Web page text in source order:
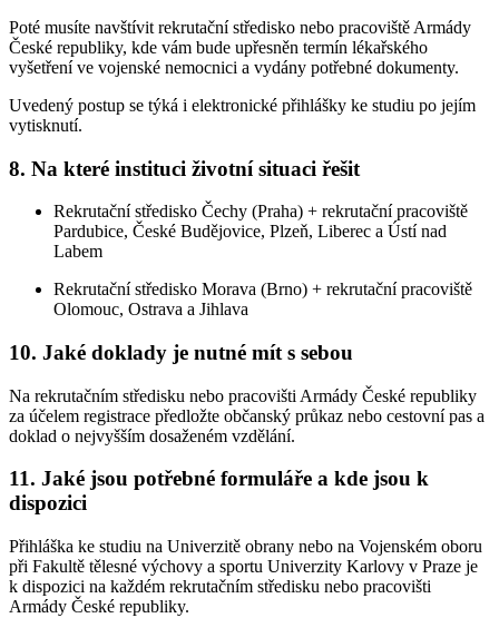
Poté musíte navštívit rekrutační středisko nebo pracoviště Armády
České republiky, kde vám bude upřesněn termín lékařského
vyšetření ve vojenské nemocnici a vydány potřebné dokumenty.
Uvedený postup se týká i elektronické přihlášky ke studiu po jejím
vytisknutí.
8. Na které instituci životní situaci řešit
Rekrutační středisko Čechy (Praha) + rekrutační pracoviště
Pardubice, České Budějovice, Plzeň, Liberec a Ústí nad
Labem
Rekrutační středisko Morava (Brno) + rekrutační pracoviště
Olomouc, Ostrava a Jihlava
10. Jaké doklady je nutné mít s sebou
Na rekrutačním středisku nebo pracovišti Armády České republiky
za účelem registrace předložte občanský průkaz nebo cestovní pas a
doklad o nejvyšším dosaženém vzdělání.
11. Jaké jsou potřebné formuláře a kde jsou k
dispozici
Přihláška ke studiu na Univerzitě obrany nebo na Vojenském oboru
při Fakultě tělesné výchovy a sportu Univerzity Karlovy v Praze je
k dispozici na každém rekrutačním středisku nebo pracovišti
Armády České republiky.